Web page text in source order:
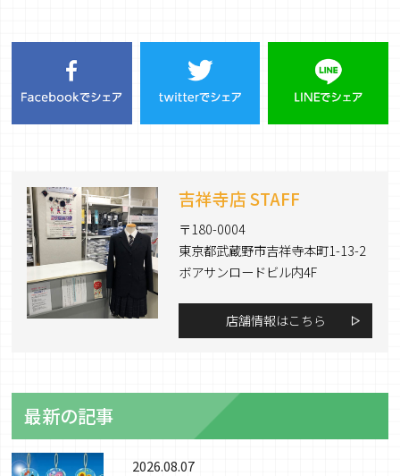
吉祥寺店 STAFF
〒180-0004
東京都武蔵野市吉祥寺本町1-13-2
ボアサンロードビル内4F
店舗情報はこちら
最新の記事
2026.08.07